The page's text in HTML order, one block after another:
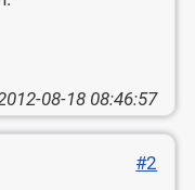
08-18 08:46:57
#2